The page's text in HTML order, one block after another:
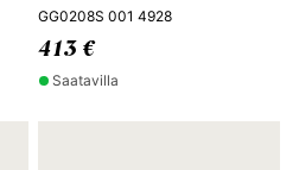
GG0208S 001 4928
413 €
Saatavilla